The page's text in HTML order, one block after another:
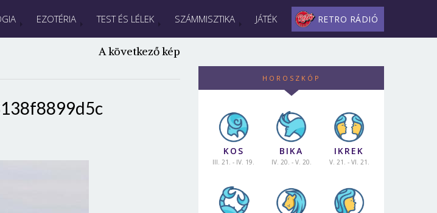
EZOTÉRIA TEST ÉS LÉLEK SZÁMMISZTIKA JÁTÉK RETRO RÁDIÓ
A következő kép
HOROSZKÓP
KOS
III. 21. - IV. 19.
BIKA
IV. 20. - V. 20.
IKREK
V. 21. - VI. 21.